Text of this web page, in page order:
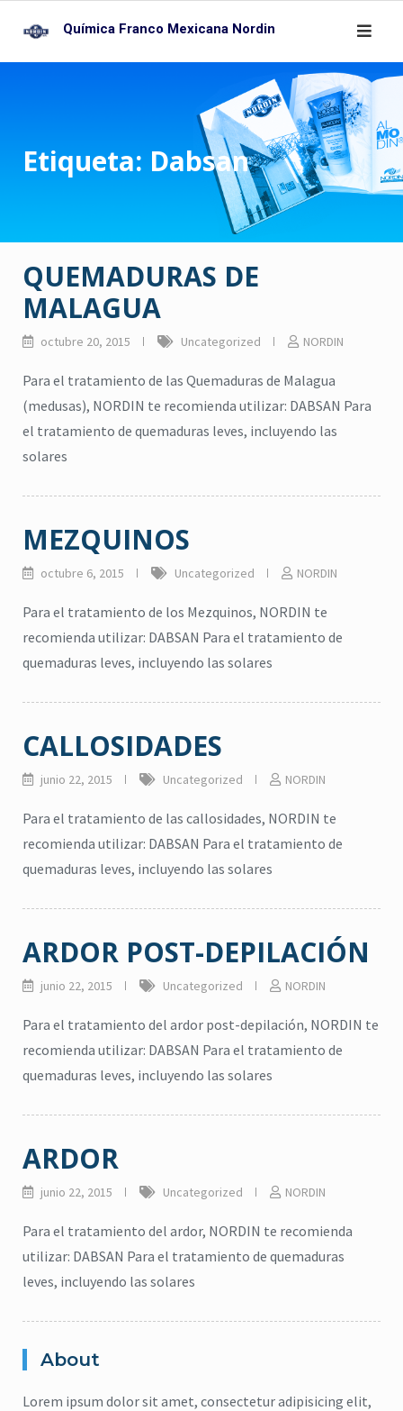
content
citronela,Eucalipto
repelente de insectos,
,Vitamina E
NORDIN Repelente
$0
Read more
Higiene,
jabón para manos
CICADIN JABÓN LÍQUIDO
Química Franco Mexicana Nordin
Etiqueta: Dabsan
QUEMADURAS DE
MALAGUA
octubre 20, 2015 Uncategorized NORDIN
Para el tratamiento de las Quemaduras de Malagua
(medusas), NORDIN te recomienda utilizar: DABSAN Para
el tratamiento de quemaduras leves, incluyendo las
solares
MEZQUINOS
octubre 6, 2015 Uncategorized NORDIN
Para el tratamiento de los Mezquinos, NORDIN te
recomienda utilizar: DABSAN Para el tratamiento de
quemaduras leves, incluyendo las solares
CALLOSIDADES
junio 22, 2015 Uncategorized NORDIN
Para el tratamiento de las callosidades, NORDIN te
recomienda utilizar: DABSAN Para el tratamiento de
quemaduras leves, incluyendo las solares
ARDOR POST-DEPILACIÓN
junio 22, 2015 Uncategorized NORDIN
Para el tratamiento del ardor post-depilación, NORDIN te
recomienda utilizar: DABSAN Para el tratamiento de
quemaduras leves, incluyendo las solares
ARDOR
junio 22, 2015 Uncategorized NORDIN
Para el tratamiento del ardor, NORDIN te recomienda
utilizar: DABSAN Para el tratamiento de quemaduras
leves, incluyendo las solares
About
Lorem ipsum dolor sit amet, consectetur adipisicing elit,